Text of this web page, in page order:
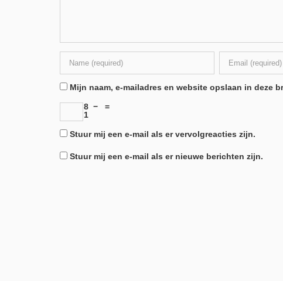
Mijn naam, e-mailadres en website opslaan in deze
8 −
=
1
Stuur mij een e-mail als er vervolgreacties zijn.
Stuur mij een e-mail als er nieuwe berichten zijn.